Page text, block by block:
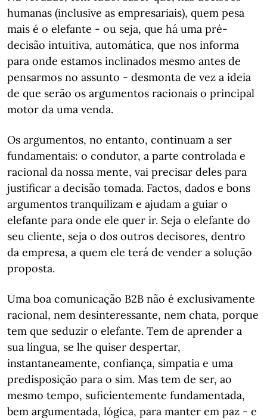
humanas (inclusive as empresariais), quem pesa
mais é o elefante - ou seja, que há uma pré-
decisão intuitiva, automática, que nos informa
para onde estamos inclinados mesmo antes de
pensarmos no assunto - desmonta de vez a ideia
de que serão os argumentos racionais o principal
motor da uma venda.
Os argumentos, no entanto, continuam a ser
fundamentais: o condutor, a parte controlada e
racional da nossa mente, vai precisar deles para
justificar a decisão tomada. Factos, dados e bons
argumentos tranquilizam e ajudam a guiar o
elefante para onde ele quer ir. Seja o elefante do
seu cliente, seja o dos outros decisores, dentro
da empresa, a quem ele terá de vender a solução
proposta.
Uma boa comunicação B2B não é exclusivamente
racional, nem desinteressante, nem chata, porque
tem que seduzir o elefante. Tem de aprender a
sua língua, se lhe quiser despertar,
instantaneamente, confiança, simpatia e uma
predisposição para o sim. Mas tem de ser, ao
mesmo tempo, suficientemente fundamentada,
bem argumentada, lógica, para manter em paz - e